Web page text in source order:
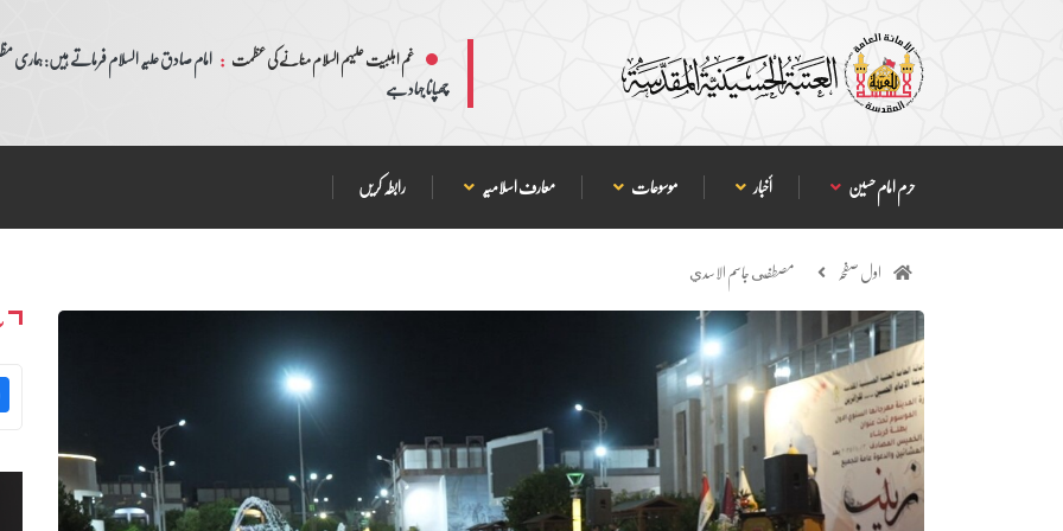
غم اہلبیت علیہم السلام منانے کی عظمت : امام صادق علیہ السلام فرماتے ہیں: ہماری
چھپانا جہاد ہے
حرم امام حسین أخبار موسوعات معارف اسلامیہ رابطہ کریں
اول صفحہ مصطفى جاسم الاسدي